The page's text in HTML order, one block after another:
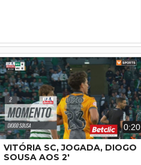
0:20
VITÓRIA SC, JOGADA, DIOGO
SOUSA AOS 2'